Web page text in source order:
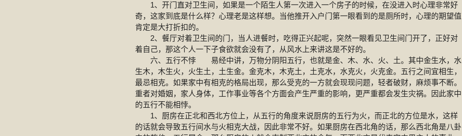
1、开门直对卫生间，如果是一个陌生人第一次进入一个房子的时候，在没进入时心理非常好
奇，这家到底是什么样？心理老是这样想。当他推开入户门第一眼看到的是厕所时，心理的期望值
肯定是大打折扣的。
2、餐厅对着卫生间的门，当人进餐时，吃得正兴起呢，突然一眼看见卫生间门开了，正好对
着自己，那这个人一下子食欲就会没有了，从风水上来讲这是不好的。
六、五行不悖 易经中讲，万物分阴阳五行，也就是金、木、水、火、土。其中金生水，水
生木，木生火，火生土，土生金。金克木，木克土，土克水，水克火，火克金。五行之间宜相生，
最忌相克。如果家中有相克的格局出现，那么受克的一方就会现现问题，轻者破财，麻烦事不断。
重者对婚姻，家人身体，工作事业等各个方面会产生严重的影响，更严重都会发生灾祸。因此家中
的五行不能相悖。
1、厨房在正北和西北方位上，从五行的角度来说厨房的五行为火，而正北的方位是水，这样
的话就会导致五行间水与火相克大战，因此非常不好。如果厨房在西北角的话，那么西北角是八卦